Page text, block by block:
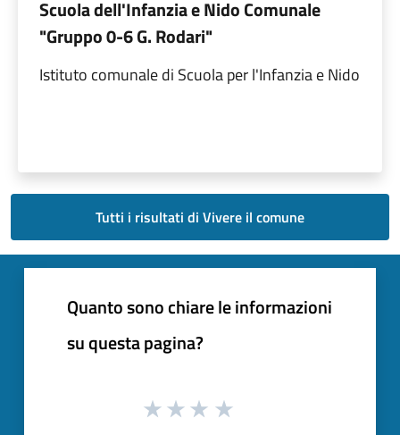
Scuola dell'Infanzia e Nido Comunale
"Gruppo 0-6 G. Rodari"
Istituto comunale di Scuola per l'Infanzia e Nido
Tutti i risultati di Vivere il comune
Quanto sono chiare le informazioni
su questa pagina?